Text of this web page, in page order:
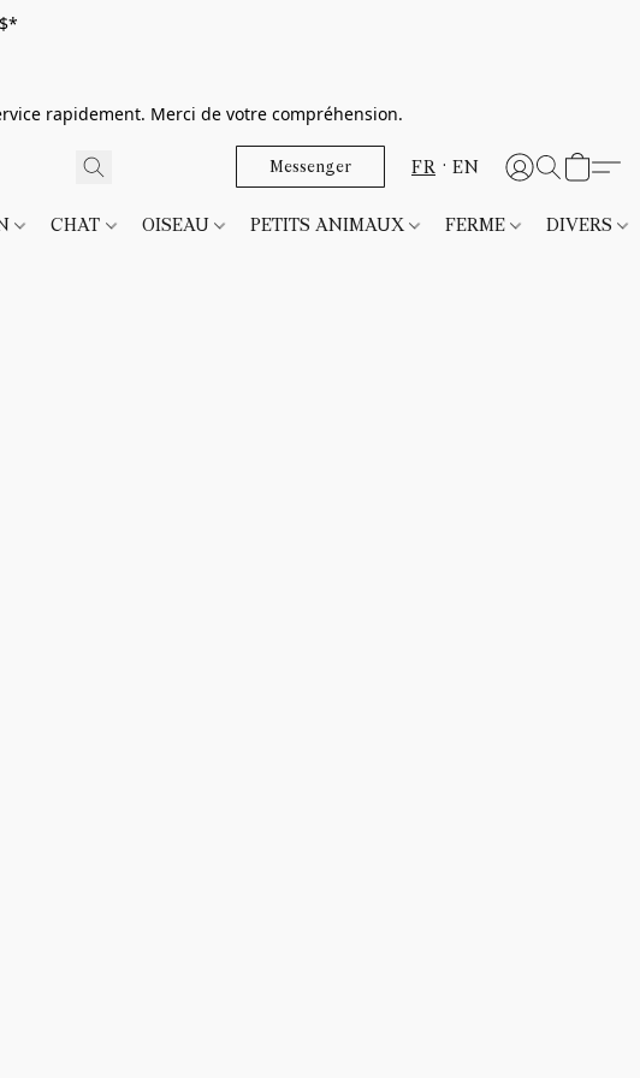
rapidement. Merci de votre compréhension.
Messenger FR EN
CHAT OISEAU PETITS ANIMAUX FERME DIVERS